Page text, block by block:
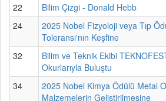
22
Bilim Çizgi - Donald Hebb
24
2025 Nobel Fizyoloji veya Tıp
Toleransı'nın Keşfine
32
Bilim ve Teknik Ekibi
Okurlarıyla Buluştu
34
2025 Nobel Kimya Ödülü Metal
Malzemelerin Geliştirilmesine